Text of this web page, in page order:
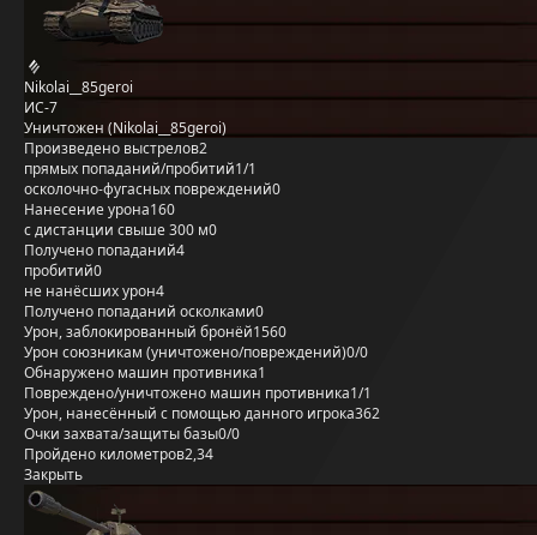
Nikolai__85geroi
ИС-7
Уничтожен (Nikolai__85geroi)
Произведено выстрелов2
прямых попаданий/пробитий1/1
осколочно-фугасных повреждений0
Нанесение урона160
с дистанции свыше 300 м0
Получено попаданий4
пробитий0
не нанёсших урон4
Получено попаданий осколками0
Урон, заблокированный бронёй1560
Урон союзникам (уничтожено/повреждений)0/0
Обнаружено машин противника1
Повреждено/уничтожено машин противника1/1
Урон, нанесённый с помощью данного игрока362
Очки захвата/защиты базы0/0
Пройдено километров2,34
Закрыть